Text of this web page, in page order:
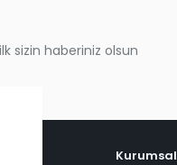
sizin haberiniz olsun
Kurumsal